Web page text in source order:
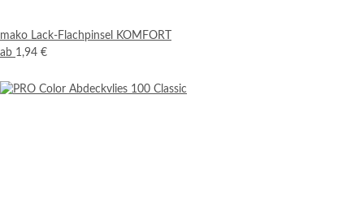
mako Lack-Flachpinsel KOMFORT
ab 1,94 €